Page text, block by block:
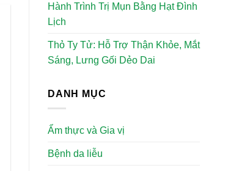
Hành Trình Trị Mụn Bằng Hạt Đình
Lịch
Thỏ Ty Tử: Hỗ Trợ Thận Khỏe, Mắt
Sáng, Lưng Gối Dẻo Dai
DANH MỤC
Ẩm thực và Gia vị
Bệnh da liễu